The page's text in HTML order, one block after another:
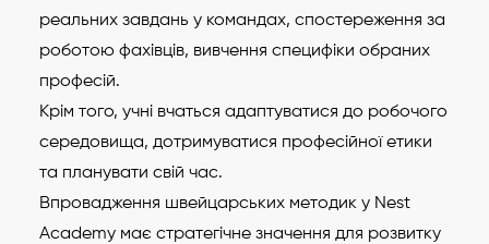
реальних завдань у командах, спостереження за
роботою фахівців, вивчення специфіки обраних
професій.
Крім того, учні вчаться адаптуватися до робочого
середовища, дотримуватися професійної етики
та планувати свій час.
Впровадження швейцарських методик у Nest
Academy має стратегічне значення для розвитку